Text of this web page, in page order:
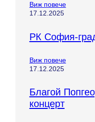
Виж повече
17.12.2025
РК София-
Виж повече
17.12.2025
Благой
концерт